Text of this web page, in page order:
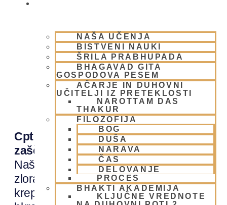
NAŠA UČENJA
BISTVENI NAUKI
ŠRILA PRABHUPADA
BHAGAVAD GITA
GOSPODOVA PESEM
AČARJE IN DUHOVNI
UČITELJI IZ PRETEKLOSTI
NAROTTAM DAS
THAKUR
FILOZOFIJA
BOG
DUŠA
NARAVA
ČAS
DELOVANJE
PROCES
BHAKTI AKADEMIJA
KLJUČNE VREDNOTE
Delovne skupine
Cpt (child protection team) – tim za
zaščito otrok
Naše poslanstvo je preprečevanje
zlorab in zanemarjanja otrok. S tem
krepimo prihodnost gibanja, otroke,